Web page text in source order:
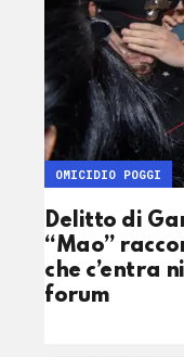
Delitto di
“Mao”
che c’entra
forum
OMICIDIO POGGI